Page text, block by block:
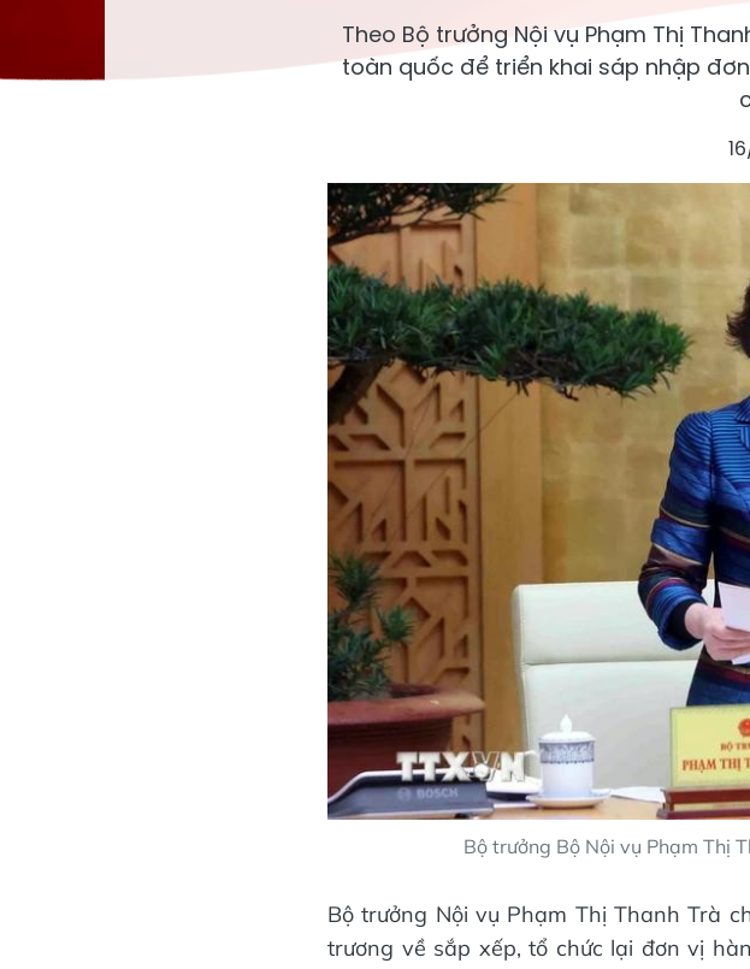
Theo Bộ trưởng Nội vụ Phạm Thị
toàn quốc để triển khai sáp nhập
Bộ trưởng Bộ Nội vụ Phạm Thị
Bộ trưởng Nội vụ Phạm Thị Thanh Trà
trương về sắp xếp, tổ chức lại đơn vị